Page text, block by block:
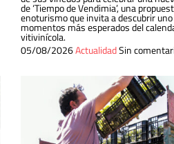
de ‘Tiempo de Vendimia’, una
enoturismo que invita a descubrir uno
momentos más esperados del
vitivinícola.
05/08/2026ActualidadSin